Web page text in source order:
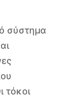
σύστημα
τόκοι